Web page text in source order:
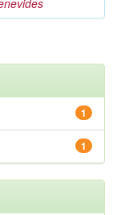
1
1